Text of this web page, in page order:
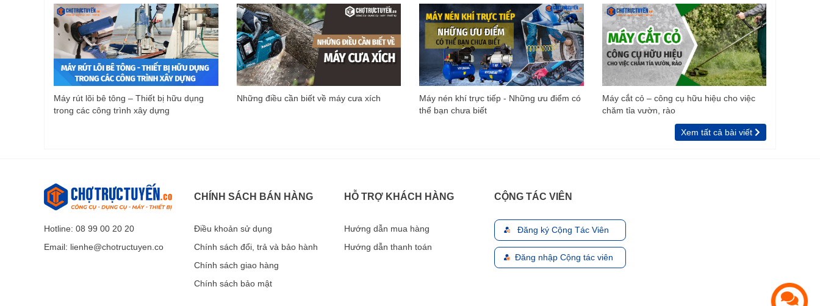
Máy rút lõi bê tông – Thiết bị hữu dụng
trong các công trình xây dựng
Những điều cần biết về máy cưa xích
Máy nén khí trực tiếp - Những ưu điểm có
thể bạn chưa biết
Máy cắt cỏ – công cụ hữu hiệu cho việc
chăm tỉa vườn, rào
Xem tất cả bài viết
Hotline: 08 99 00 20 20
Email: lienhe@chotructuyen.co
CHÍNH SÁCH BÁN HÀNG
Điều khoản sử dụng
Chính sách đổi, trả và bảo hành
Chính sách giao hàng
Chính sách bảo mật
HỖ TRỢ KHÁCH HÀNG
Hướng dẫn mua hàng
Hướng dẫn thanh toán
CỘNG TÁC VIÊN
Đăng ký Cộng Tác Viên
Đăng nhập Cộng tác viên